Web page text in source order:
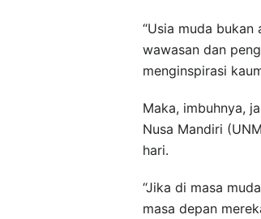
“Usia muda
wawasan dan
menginspirasi
Maka, imbuhnya,
Nusa Mandiri
hari.
“Jika di masa
masa depan